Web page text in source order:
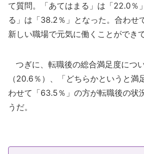
て質問。「あてはまる」は「22.0％
る」は「38.2％」となった。合わせ
新しい職場で元気に働くことができ
つぎに、転職後の総合満足度につ
（20.6％）、「どちらかというと
わせて「63.5％」の方が転職後の状
うだ。